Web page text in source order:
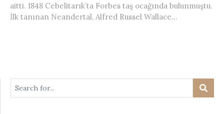
aitti. 1848 Cebelitarık’ta Forbes taş ocağında bulunmuştu.
İlk tanınan Neandertal, Alfred Russel Wallace...